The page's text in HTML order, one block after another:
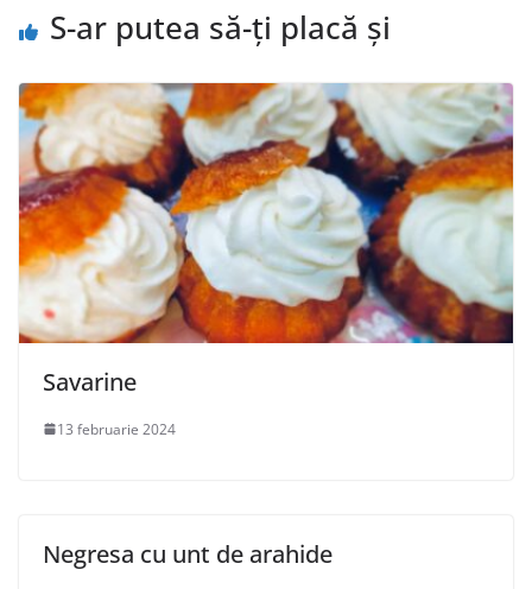
S-ar putea să-ți placă și
Savarine
13 februarie 2024
Negresa cu unt de arahide